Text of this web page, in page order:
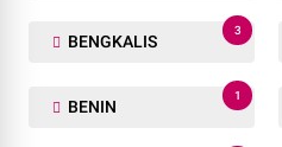
BENGKALIS
3
BENIN
1